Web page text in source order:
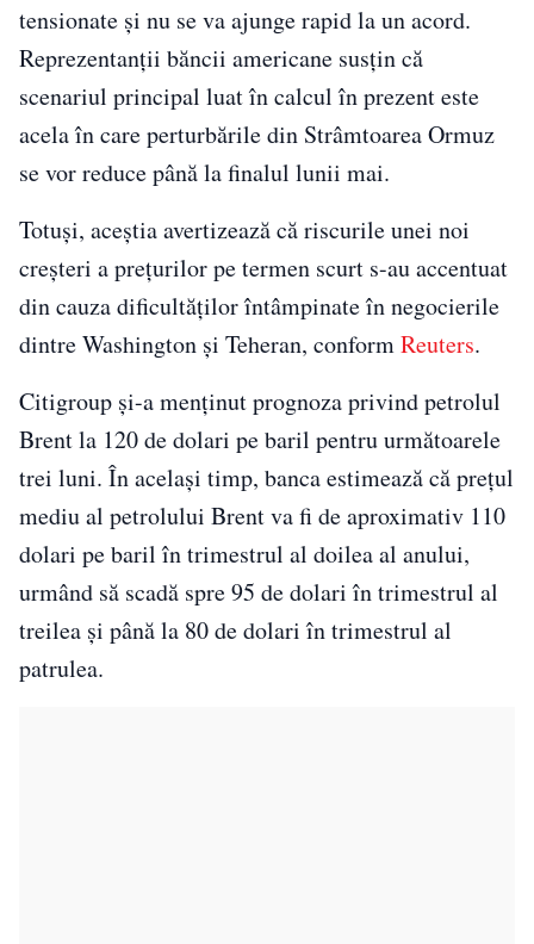
tensionate şi nu se va ajunge rapid la un acord.
Reprezentanţii băncii americane susţin că
scenariul principal luat în calcul în prezent este
acela în care perturbările din Strâmtoarea Ormuz
se vor reduce până la finalul lunii mai.
Totuşi, aceştia avertizează că riscurile unei noi
creşteri a preţurilor pe termen scurt s-au accentuat
din cauza dificultăţilor întâmpinate în negocierile
dintre Washington şi Teheran, conformReuters.
Citigroup şi-a menţinut prognoza privind petrolul
Brent la 120 de dolari pe baril pentru următoarele
trei luni. În acelaşi timp, banca estimează că preţul
mediu al petrolului Brent va fi de aproximativ 110
dolari pe baril în trimestrul al doilea al anului,
urmând să scadă spre 95 de dolari în trimestrul al
treilea şi până la 80 de dolari în trimestrul al
patrulea.